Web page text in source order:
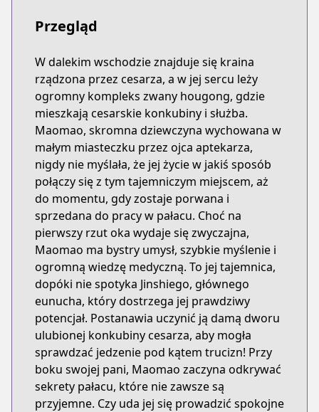
Przegląd
W dalekim wschodzie znajduje się kraina
rządzona przez cesarza, a w jej sercu leży
ogromny kompleks zwany hougong, gdzie
mieszkają cesarskie konkubiny i służba.
Maomao, skromna dziewczyna wychowana w
małym miasteczku przez ojca aptekarza,
nigdy nie myślała, że jej życie w jakiś sposób
połączy się z tym tajemniczym miejscem, aż
do momentu, gdy zostaje porwana i
sprzedana do pracy w pałacu. Choć na
pierwszy rzut oka wydaje się zwyczajna,
Maomao ma bystry umysł, szybkie myślenie i
ogromną wiedzę medyczną. To jej tajemnica,
dopóki nie spotyka Jinshiego, głównego
eunucha, który dostrzega jej prawdziwy
potencjał. Postanawia uczynić ją damą dworu
ulubionej konkubiny cesarza, aby mogła
sprawdzać jedzenie pod kątem trucizn! Przy
boku swojej pani, Maomao zaczyna odkrywać
sekrety pałacu, które nie zawsze są
przyjemne. Czy uda jej się prowadzić spokojne